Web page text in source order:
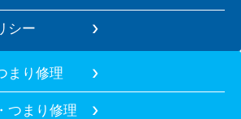
シー
まり修理
つまり修理